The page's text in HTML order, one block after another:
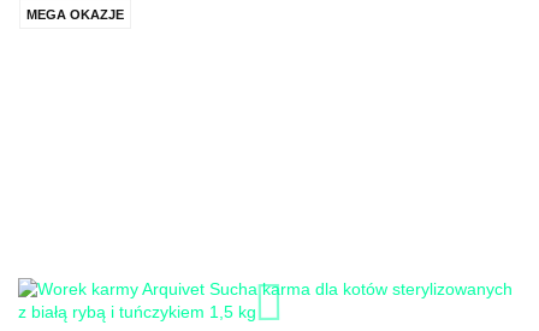
MEGA OKAZJE